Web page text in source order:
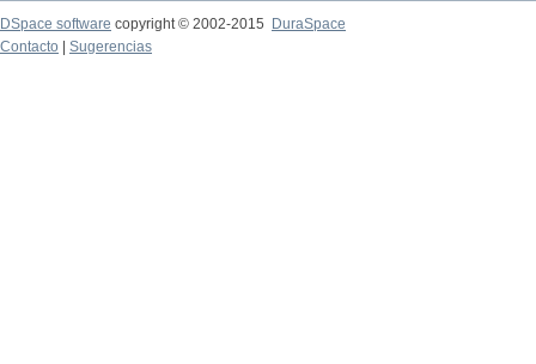
DSpace software copyright © 2002-2015
DuraSpace
Contacto
Sugerencias